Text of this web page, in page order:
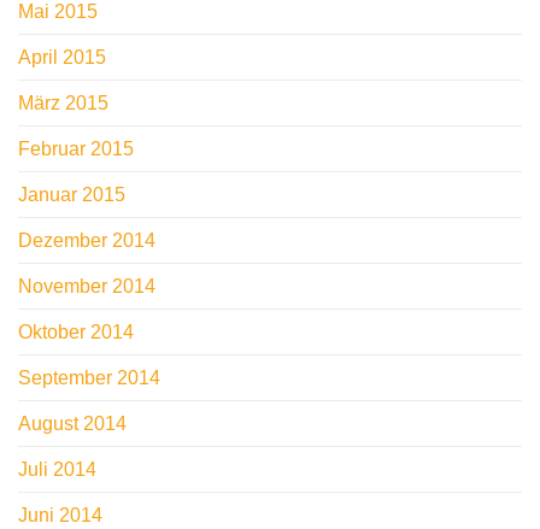
Mai 2015
April 2015
März 2015
Februar 2015
Januar 2015
Dezember 2014
November 2014
Oktober 2014
September 2014
August 2014
Juli 2014
Juni 2014